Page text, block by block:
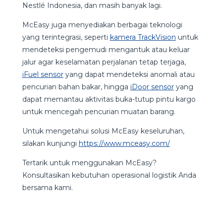
Nestlé Indonesia, dan masih banyak lagi.
McEasy juga menyediakan berbagai teknologi
yang terintegrasi, seperti kamera TrackVision untuk
mendeteksi pengemudi mengantuk atau keluar
jalur agar keselamatan perjalanan tetap terjaga,
iFuel sensoryang dapat mendeteksi anomali atau
pencurian bahan bakar, hingga iDoor sensoryang
dapat memantau aktivitas buka-tutup pintu kargo
untuk mencegah pencurian muatan barang.
Untuk mengetahui solusi McEasy keseluruhan,
silakan kunjungi https://www.mceasy.com/
Tertarik untuk menggunakan McEasy?
Konsultasikan kebutuhan operasional logistik Anda
bersama kami.